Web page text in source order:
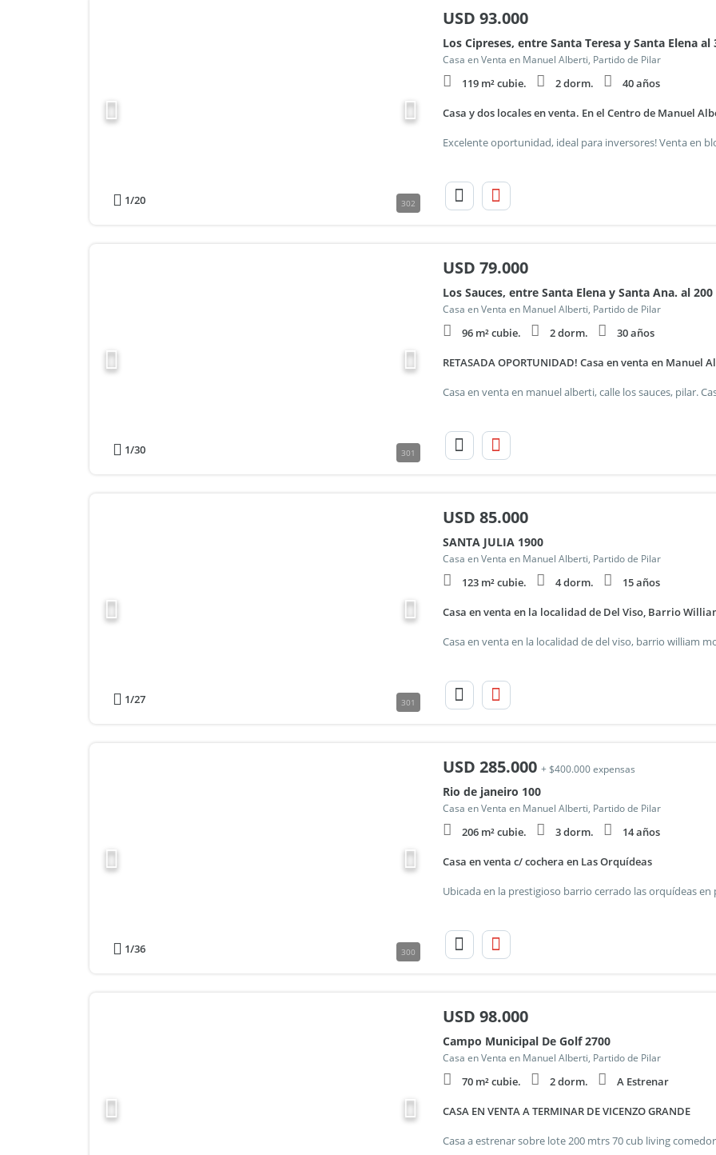
1/20 302
USD 93.000
Los Cipreses, entre Santa Teresa y Santa Elena al
Casa en Venta en Manuel Alberti, Partido de Pilar
119 m² cubie. 2 dorm. 40 años
Casa y dos locales en venta. En el Centro de Manuel
1/30 301
USD 79.000
Los Sauces, entre Santa Elena y Santa Ana. al 200
Casa en Venta en Manuel Alberti, Partido de Pilar
96 m² cubie. 2 dorm. 30 años
RETASADA OPORTUNIDAD! Casa en venta en
1/27 301
USD 85.000
SANTA JULIA 1900
Casa en Venta en Manuel Alberti, Partido de Pilar
123 m² cubie. 4 dorm. 15 años
Casa en venta en la localidad de Del Viso, Barrio
1/36 300
USD 285.000 + $400.000 expensas
Rio de janeiro 100
Casa en Venta en Manuel Alberti, Partido de Pilar
206 m² cubie. 3 dorm. 14 años
Casa en venta c/ cochera en Las Orquídeas
USD 98.000
Campo Municipal De Golf 2700
Casa en Venta en Manuel Alberti, Partido de Pilar
70 m² cubie. 2 dorm. A Estrenar
CASA EN VENTA A TERMINAR DE VICENZO GRANDE